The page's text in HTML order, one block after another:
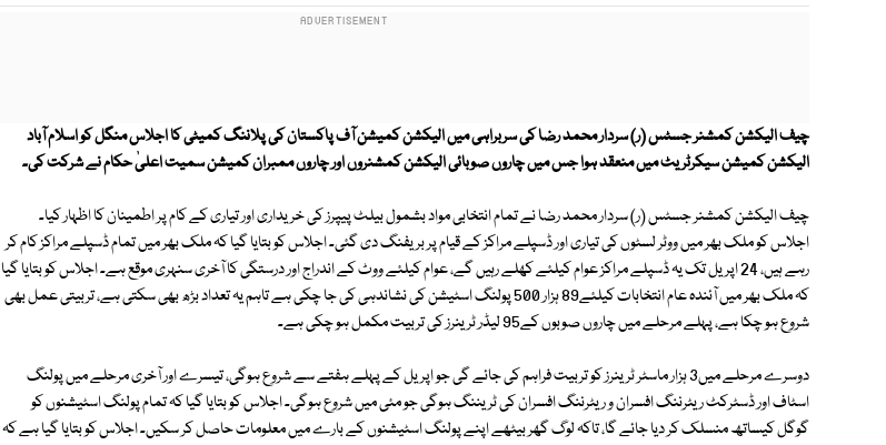
چیف الیکشن کمشنر جسٹس (ر) سردار محمد رضا کی سربراہی میں الیکشن کمیشن آف پاکستان کی پلاننگ کمیٹی کا اجلاس منگل کو اسلام آباد
الیکشن کمیشن سیکرٹریٹ میں منعقد ہوا جس میں چاروں صوبائی الیکشن کمشنروں اور چاروں ممبران کمیشن سمیت اعلیٰ حکام نے شرکت کی۔
چیف الیکشن کمشنر جسٹس (ر) سردار محمد رضا نے تمام انتخابی مواد بشمول بیلٹ پیپرز کی خریداری اور تیاری کے کام پر اطمینان کا اظہار کیا۔
اجلاس کو ملک بھر میں ووٹر لسٹوں کی تیاری اور ڈسپلے مراکز کے قیام پر بریفنگ دی گئی۔ اجلاس کو بتایا گیا کہ ملک بھر میں تمام ڈسپلے مراکز کام کر
رہے ہیں، 24 اپریل تک یہ ڈسپلے مراکز عوام کیلئے کھلے رہیں گے، عوام کیلئے ووٹ کے اندراج اور درستگی کا آخری سنہری موقع ہے۔ اجلاس کو بتایا گیا
کہ ملک بھر میں آئندہ عام انتخابات کیلئے89 ہزار 500 پولنگ اسٹیشن کی نشاندہی کی جا چکی ہے تاہم یہ تعداد بڑھ بھی سکتی ہے، تربیتی عمل بھی
شروع ہو چکا ہے، پہلے مرحلے میں چاروں صوبوں کے95 لیڈر ٹرینرز کی تربیت مکمل ہو چکی ہے۔
دوسرے مرحلے میں3 ہزار ماسٹر ٹرینرز کو تربیت فراہم کی جائے گی جو اپریل کے پہلے ہفتے سے شروع ہوگی، تیسرے اور آخری مرحلے میں پولنگ
اسٹاف اور ڈسٹرکٹ ریٹرننگ افسران و ریٹرننگ افسران کی ٹریننگ ہوگی جو مئی میں شروع ہوگی۔ اجلاس کو بتایا گیا کہ تمام پولنگ اسٹیشنوں کو
گوگل کیساتھ منسلک کر دیا جائے گا، تاکہ لوگ گھر بیٹھے اپنے پولنگ اسٹیشنوں کے بارے میں معلومات حاصل کر سکیں۔ اجلاس کو بتایا گیا ہے کہ